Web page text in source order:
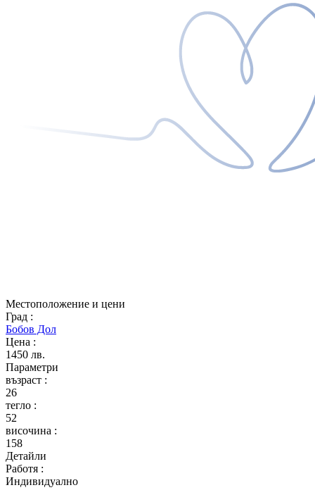
Местоположение и цени
Град :
Бобов Дол
Цена :
1450 лв.
Параметри
възраст :
26
тегло :
52
височина :
158
Детайли
Работя :
Индивидуално